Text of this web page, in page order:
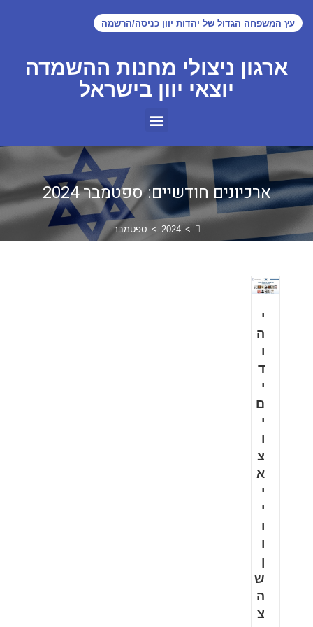
עץ המשפחה הגדול של יהדות יוון כניסה/הרשמה
ארגון ניצולי מחנות ההשמדה
יוצאי יוון בישראל
ארכיונים חודשיים: ספטמבר 2024
>
2024
> ספטמבר
י
ה
ו
ד
י
ם
י
ו
צ
א
י
י
ו
ו
ן
ש
ה
צ